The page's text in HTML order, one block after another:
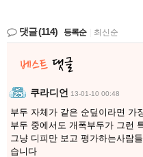
댓글(114) 등록순 최신순
쿠라디언 13-01-10 00:48
부두 자체가 같은 순딮이라면 가
부두 중에서도 개폭부두가 그런
그냥 디피만 보고 평가하는사람
습니다